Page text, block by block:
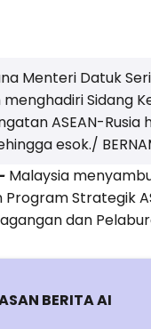
Menteri Datuk
Sidang
ASEAN-Rusia
esok./
Malaysia
Strategik
dan
BERITA AI